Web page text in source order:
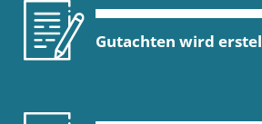
Gutachten wird